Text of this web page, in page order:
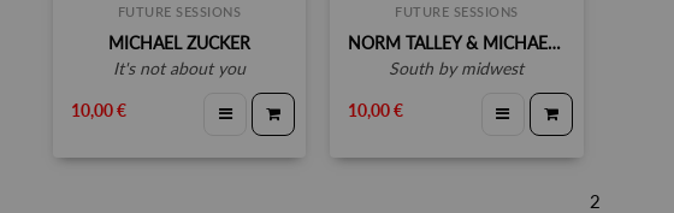
FUTURE SESSIONS
MICHAEL ZUCKER
it's not about you
10,00 €
FUTURE SESSIONS
NORM TALLEY & MICHAEL ZUCKER
south by midwest
10,00 €
2